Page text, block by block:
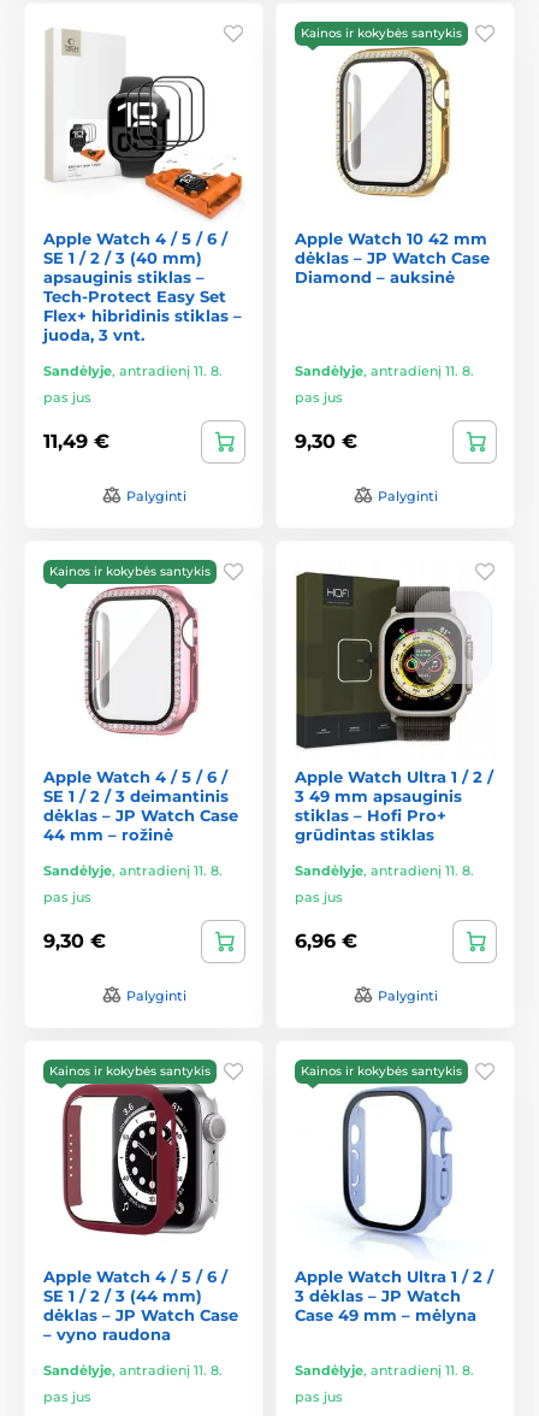
Apple Watch 4 / 5 / 6 /
SE 1 / 2 / 3 (40 mm)
apsauginis stiklas –
Tech-Protect Easy Set
Flex+ hibridinis stiklas –
juoda, 3 vnt.
Sandėlyje, antradienį 11. 8.
pas jus
11,49 €
Palyginti
Kainos ir kokybės santykis
Apple Watch 10 42 mm
dėklas – JP Watch Case
Diamond – auksinė
Sandėlyje, antradienį 11. 8.
pas jus
9,30 €
Palyginti
Kainos ir kokybės santykis
Apple Watch 4 / 5 / 6 /
SE 1 / 2 / 3 deimantinis
dėklas – JP Watch Case
44 mm – rožinė
Sandėlyje, antradienį 11. 8.
pas jus
9,30 €
Palyginti
Apple Watch Ultra 1 / 2 /
3 49 mm apsauginis
stiklas – Hofi Pro+
grūdintas stiklas
Sandėlyje, antradienį 11. 8.
pas jus
6,96 €
Palyginti
Kainos ir kokybės santykis
Apple Watch 4 / 5 / 6 /
SE 1 / 2 / 3 (44 mm)
dėklas – JP Watch Case
– vyno raudona
Sandėlyje, antradienį 11. 8.
pas jus
Kainos ir kokybės santykis
Apple Watch Ultra 1 / 2 /
3 dėklas – JP Watch
Case 49 mm – mėlyna
Sandėlyje, antradienį 11. 8.
pas jus